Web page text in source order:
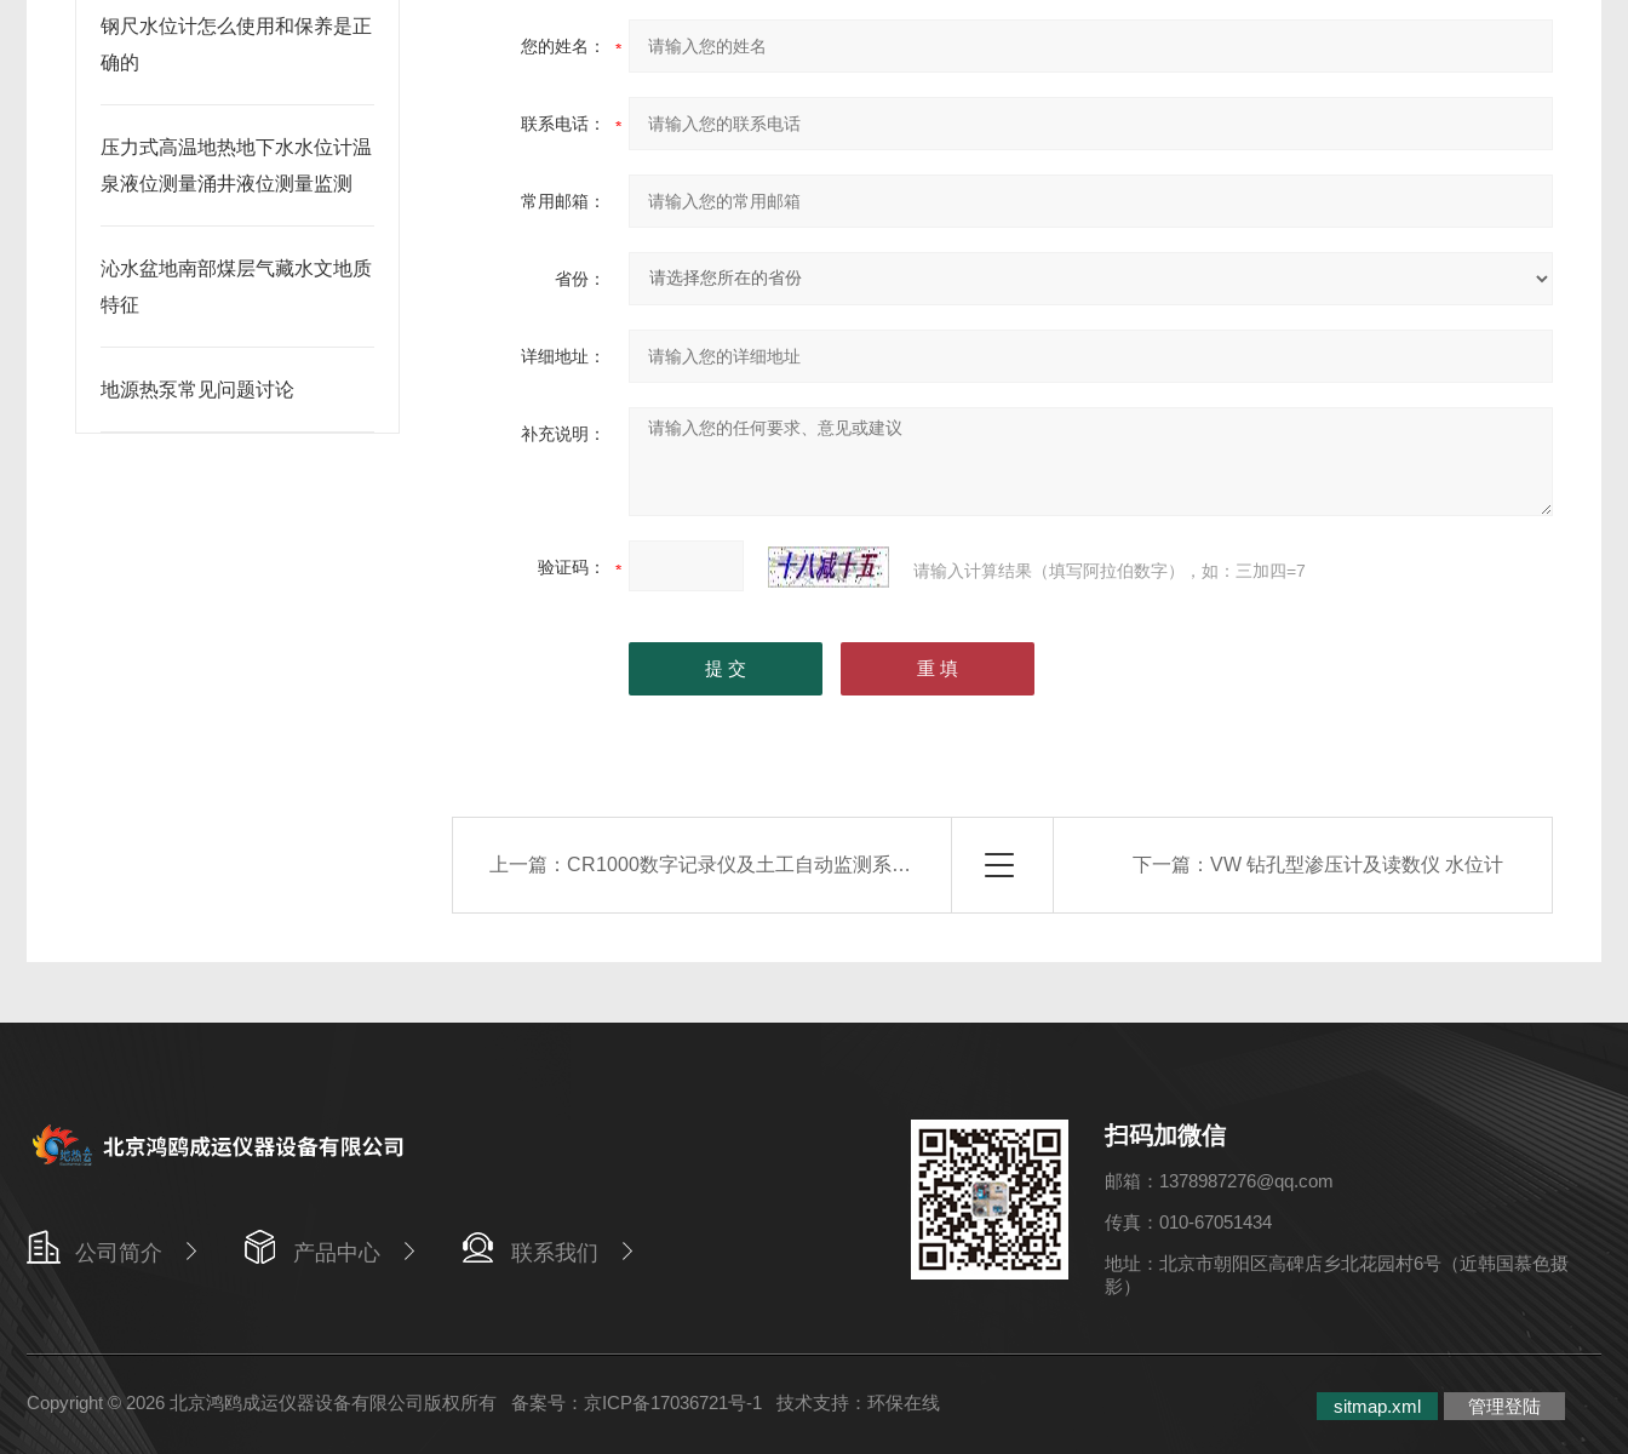
钢尺水位计怎么使用和保养是正
确的
压力式高温地热地下水水位计温
泉液位测量涌井液位测量监测
沁水盆地南部煤层气藏水文地质
特征
地源热泵常见问题讨论
您的姓名：
联系电话：
常用邮箱：
省份：
详细地址：
补充说明：
验证码： 请输入计算结果（填写阿拉伯数字），如：三加四=7
上一篇：CR1000数字记录仪及土工自动监测系统 测斜仪 下一篇： VW 钻孔型渗压计及读数仪 水位计
公司简介 产品中心 联系我们
扫码加微信
邮箱：1378987276@qq.com
传真：010-67051434
地址：北京市朝阳区高碑店乡北花园村6号（近韩国慕色摄
影）
Copyright © 2026 北京鸿鸥成运仪器设备有限公司版权所有 备案号：京ICP备17036721号-1 技术支持： 环保在线 sitmap.xml 管理登陆